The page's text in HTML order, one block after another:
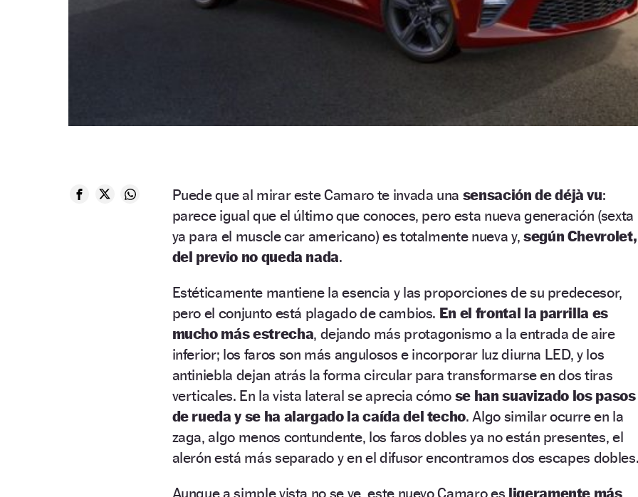
Puede que al mirar este Camaro te invada una sensación de déjà vu:
parece igual que el último que conoces, pero esta nueva generación (sexta
ya para el muscle car americano) es totalmente nueva y, según Chevrolet,
del previo no queda nada.
Estéticamente mantiene la esencia y las proporciones de su predecesor,
pero el conjunto está plagado de cambios. En el frontal la parrilla es
mucho más estrecha, dejando más protagonismo a la entrada de aire
inferior; los faros son más angulosos e incorporar luz diurna LED, y los
antiniebla dejan atrás la forma circular para transformarse en dos tiras
verticales. En la vista lateral se aprecia cómo se han suavizado los pasos
de rueda y se ha alargado la caída del techo. Algo similar ocurre en la
zaga, algo menos contundente, los faros dobles ya no están presentes, el
alerón está más separado y en el difusor encontramos dos escapes dobles.
Aunque a simple vista no se ve, este nuevo Camaro es ligeramente más